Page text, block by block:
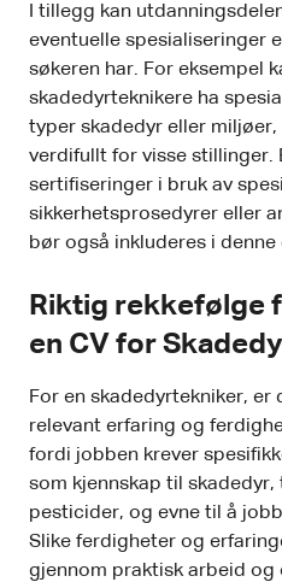
I tillegg kan
eventuelle spesialiseringer
søkeren har. For eksempel
skadedyrteknikere ha
typer skadedyr eller
verdifullt for visse stillinger.
sertifiseringer i bruk av
sikkerhetsprosedyrer eller
bør også inkluderes i denne
Riktig rekkefølge
en CV for
For en skadedyrtekniker,
relevant erfaring og
fordi jobben krever
som kjennskap til
pesticider, og evne til å
Slike ferdigheter og
gjennom praktisk arbeid og